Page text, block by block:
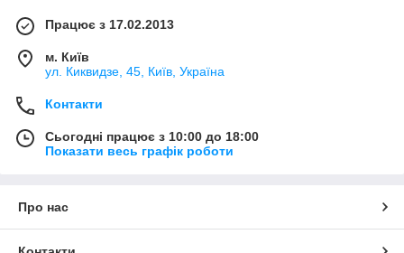
Працює з 17.02.2013
м. Київ
ул. Киквидзе, 45, Київ, Україна
Контакти
Сьогодні працює з 10:00 до 18:00
Показати весь графік роботи
Про нас